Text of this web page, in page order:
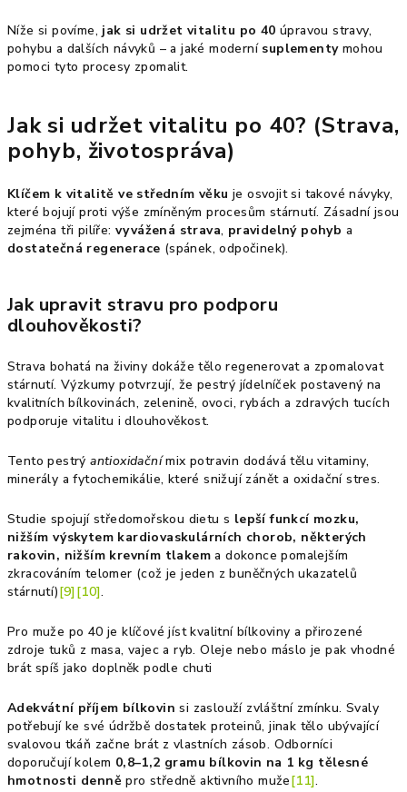
Níže si povíme, jak si udržet vitalitu po 40 úpravou stravy,
pohybu a dalších návyků – a jaké moderní suplementymohou
pomoci tyto procesy zpomalit.
Jak si udržet vitalitu po 40? (Strava,
pohyb, životospráva)
Klíčem k vitalitě ve středním věku je osvojit si takové návyky,
které bojují proti výše zmíněným procesům stárnutí. Zásadní jsou
zejména tři pilíře:vyvážená strava, pravidelný pohyb a
dostatečná regenerace (spánek, odpočinek).
Jak upravit stravu pro podporu
dlouhověkosti?
Strava bohatá na živiny dokáže tělo regenerovat a zpomalovat
stárnutí. Výzkumy potvrzují, že pestrý jídelníček postavený na
kvalitních bílkovinách, zelenině, ovoci, rybách a zdravých tucích
podporuje vitalitu i dlouhověkost.
Tento pestrýantioxidačnímix potravin dodává tělu vitaminy,
minerály a fytochemikálie, které snižují zánět a oxidační stres.
Studie spojují středomořskou dietu s lepší funkcí mozku,
nižším výskytem kardiovaskulárních chorob, některých
rakovin, nižším krevním tlakem a dokonce pomalejším
zkracováním telomer (což je jeden z buněčných ukazatelů
stárnutí)[9][10].
Pro muže po 40 je klíčové jíst kvalitní bílkoviny a přirozené
zdroje tuků z masa, vajec a ryb. Oleje nebo máslo je pak vhodné
brát spíš jako doplněk podle chuti
Adekvátní příjem bílkovin si zaslouží zvláštní zmínku. Svaly
potřebují ke své údržbě dostatek proteinů, jinak tělo ubývající
svalovou tkáň začne brát z vlastních zásob. Odborníci
doporučují kolem 0,8–1,2 gramu bílkovin na 1 kg tělesné
hmotnosti denně pro středně aktivního muže[11].